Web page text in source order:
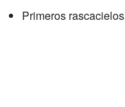
Primeros rascacielos